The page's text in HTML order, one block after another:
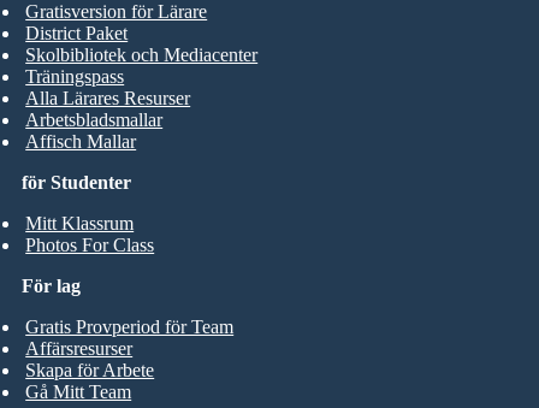
för Studenter
Mitt Klassrum
Photos For Class
Gratisversion för Lärare
District Paket
Skolbibliotek och Mediacenter
Träningspass
Alla Lärares Resurser
Arbetsbladsmallar
Affisch Mallar
För lag
Gratis Provperiod för Team
Affärsresurser
Skapa för Arbete
Gå Mitt Team